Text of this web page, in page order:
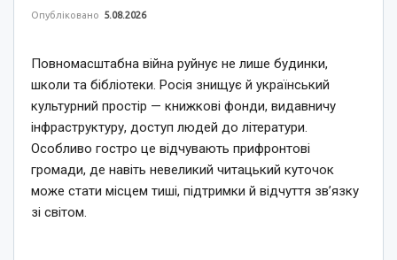
Опубліковано 5.08.2026
Повномасштабна війна руйнує не лише будинки,
школи та бібліотеки. Росія знищує й український
культурний простір — книжкові фонди, видавничу
інфраструктуру, доступ людей до літератури.
Особливо гостро це відчувають прифронтові
громади, де навіть невеликий читацький куточок
може стати місцем тиші, підтримки й відчуття зв’язку
зі світом.